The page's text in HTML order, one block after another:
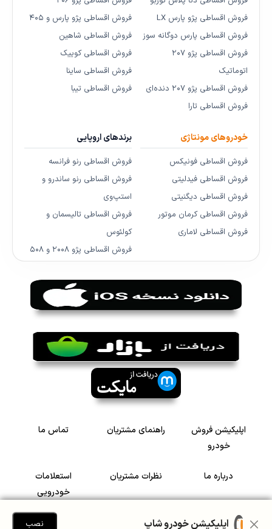
فروش اقساطی پژو پارس LX
فروش اقساطی پارس دوگانه سوز
فروش اقساطی پژو ۲۰۷
اتوماتیک
فروش اقساطی پژو ۲۰۷ دنده‌ای
فروش اقساطی تارا
فروش اقساطی پژو پارس و ۴۰۵
فروش اقساطی شاهین
فروش اقساطی کوییک
فروش اقساطی ساینا
فروش اقساطی تیبا
خودروهای مونتاژی
فروش اقساطی فونیکس
فروش اقساطی فیدلیتی
فروش اقساطی دیگنیتی
فروش اقساطی کرمان موتور
فروش اقساطی لاماری
برندهای اروپایی
فروش اقساطی رنو فرانسه
فروش اقساطی رنو ساندرو و
استپ‌وی
فروش اقساطی تالیسمان و
کولئوس
فروش اقساطی پژو ۲۰۰۸ و ۵۰۸
اپلیکیشن فروش
خودرو
راهنمای مشتریان تماس ما
درباره ما نظرات مشتریان
استعلامات
خودرویی
سرمایه گذاری در رضایت مشتریاناپلیکیشن خودرو شاپ نصب